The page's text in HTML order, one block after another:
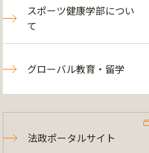
スポーツ健康学部につい
て
グローバル教育・留学
法政ポータルサイト